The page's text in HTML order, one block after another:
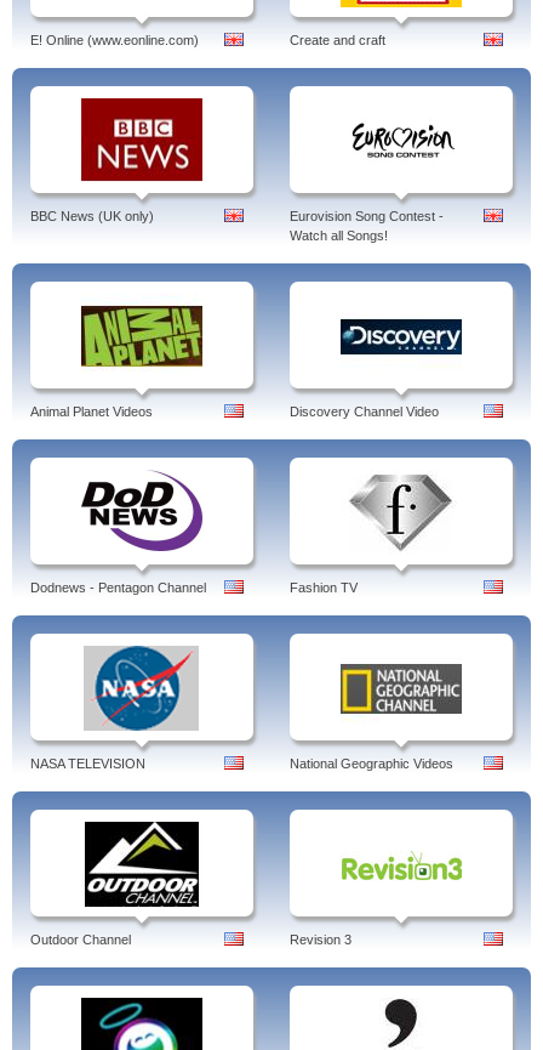
E! Online (www.eonline.com) Create and craft
BBC News (UK only)
Eurovision Song Contest -
Watch all Songs!
Animal Planet Videos Discovery Channel Video
Dodnews - Pentagon Channel Fashion TV
NASA TELEVISION National Geographic Videos
Outdoor Channel Revision 3